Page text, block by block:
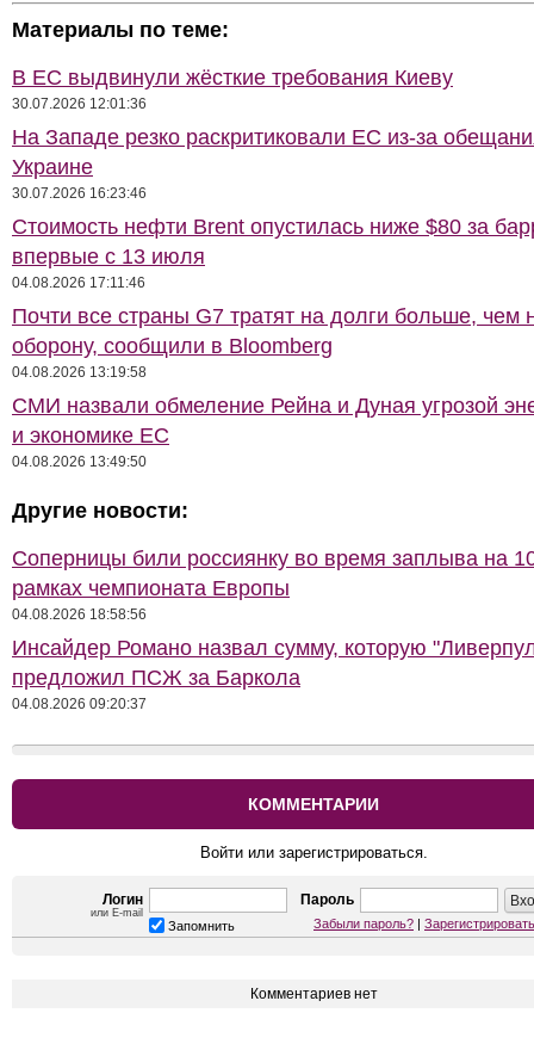
Материалы по теме:
В ЕС выдвинули жёсткие требования Киеву
30.07.2026 12:01:36
На Западе резко раскритиковали ЕС из-за
Украине
30.07.2026 16:23:46
Стоимость нефти Brent опустилась ниже $80 за
впервые с 13 июля
04.08.2026 17:11:46
Почти все страны G7 тратят на долги больше, чем
оборону, сообщили в Bloomberg
04.08.2026 13:19:58
СМИ назвали обмеление Рейна и Дуная угрозой
и экономике ЕС
04.08.2026 13:49:50
Другие новости:
Соперницы били россиянку во время заплыва на
рамках чемпионата Европы
04.08.2026 18:58:56
Инсайдер Романо назвал сумму, которую
предложил ПСЖ за Баркола
04.08.2026 09:20:37
КОММЕНТАРИИ
Войти или зарегистрироваться.
Логин
или E-mail
Пароль
Запомнить Забыли пароль? |
Комментариев нет